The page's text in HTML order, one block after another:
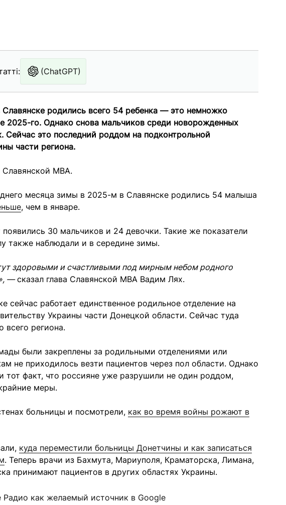
(ChatGPT)
родились всего 54 ребенка — это немножко
2025-го. Однако снова мальчиков среди новорожденных
Сейчас это последний роддом на подконтрольной
части региона.
Славянской МВА.
месяца зимы в 2025-м в Славянске родились 54 малыша
, чем в январе.
появились 30 мальчиков и 24 девочки. Такие же показатели
также наблюдали и в середине зимы.
здоровыми и счастливыми под мирным небом родного
—сказал глава Славянской МВА Вадим Лях.
сейчас работает единственное родильное отделение на
Украины части Донецкой области. Сейчас туда
всего региона.
были закреплены за родильными отделениями или
не приходилось везти пациентов через пол области. Однако
тот факт, что россияне уже разрушили не один роддом,
меры.
больницы и посмотрели, как во время войны рожают в
куда переместили больницы Донетчины и как записаться
. Теперь врачи из Бахмута, Мариуполя, Краматорска, Лимана,
принимают пациентов в других областях Украины.
Радио как желаемый источник в Google